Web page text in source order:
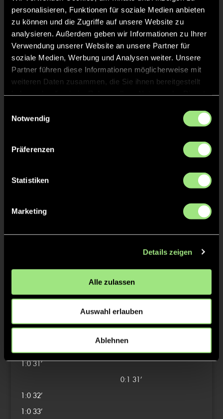
personalisieren, Funktionen für soziale Medien anbieten
zu können und die Zugriffe auf unsere Website zu
analysieren. Außerdem geben wir Informationen zu Ihrer
Verwendung unserer Website an unsere Partner für
soziale Medien, Werbung und Analysen weiter. Unsere
Partner führen diese Informationen möglicherweise mit
weiteren Daten zusammen, die Sie ihnen bereitgestellt
Notwendig
Präferenzen
Statistiken
Marketing
Details zeigen
Alle zulassen
Auswahl erlauben
Ablehnen
Staff
Filius CONRADI
TW = Torwart & ETW = Ersatztorwart, K = Kapitän
Tore & Karten
1:0 1’
1:0 2’
2/4
1:0 16’
0:1 16’
1:0 17’
1:0 31’
0:1 31’
1:0 32’
1:0 33’